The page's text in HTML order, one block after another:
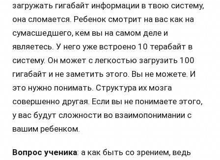
загружать гигабайт информации в твою систему,
она сломается. Ребенок смотрит на вас как на
сумасшедшего, кем вы на самом деле и
являетесь. У него уже встроено 10 терабайт в
систему. Он может с легкостью загрузить 100
гигабайт и не заметить этого. Вы не можете. И
это нужно понимать. Структура их мозга
совершенно другая. Если вы не понимаете этого,
у вас будут сложности во взаимопонимании с
вашим ребенком.
Вопрос ученика: а как быть со зрением, ведь